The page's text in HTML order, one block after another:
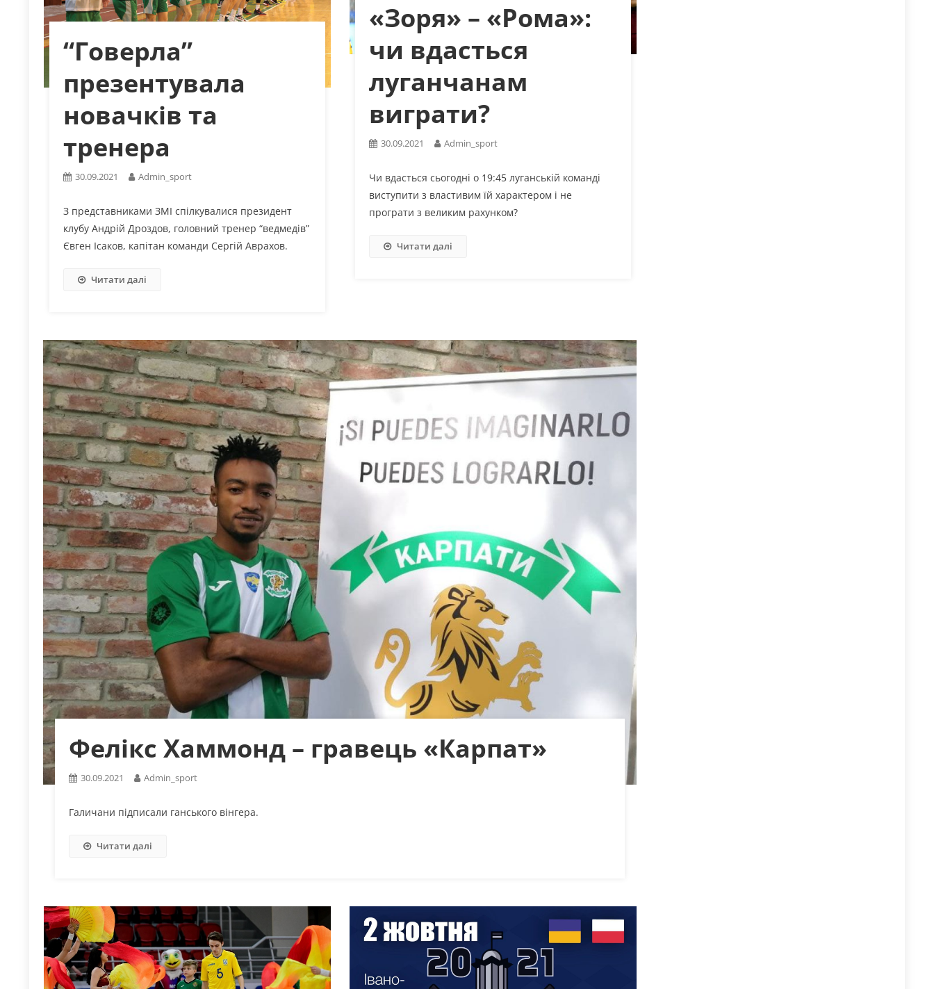
“Говерла”
презентувала
новачків та
тренера
30.09.2021 Admin_sport
З представниками ЗМІ спілкувалися президент
клубу Андрій Дроздов, головний тренер “ведмедів”
Євген Ісаков, капітан команди Сергій Аврахов.
Читати далі
«Зоря» – «Рома»:
чи вдасться
луганчанам
виграти?
30.09.2021 Admin_sport
Чи вдасться сьогодні о 19:45 луганській команді
виступити з властивим їй характером і не
програти з великим рахунком?
Читати далі
Фелікс Хаммонд – гравець «Карпат»
30.09.2021 Admin_sport
Галичани підписали ганського вінгера.
Читати далі